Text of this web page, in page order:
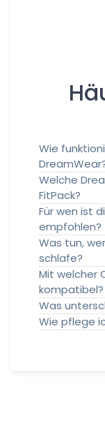
Wie
Welche
FitPack?
Für wen ist
empfohlen?
Was tun,
schlafe?
Mit welcher
kompatibel?
Was
Wie pflege